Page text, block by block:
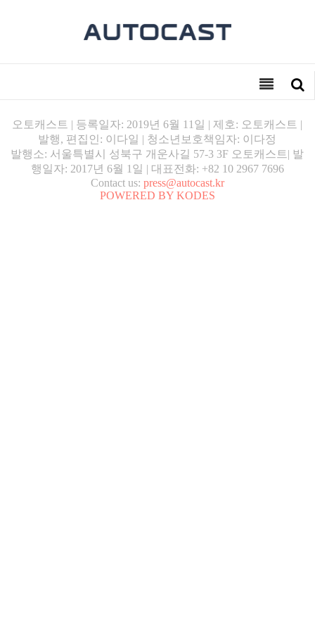
오토캐스트 | 등록일자: 2019년 6월 11일 | 제호: 오토캐스트 |
발행, 편집인: 이다일 | 청소년보호책임자: 이다정
발행소: 서울특별시 성북구 개운사길 57-3 3F 오토캐스트| 발
행일자: 2017년 6월 1일 | 대표전화: +82 10 2967 7696
Contact us: press@autocast.kr
POWERED BY KODES